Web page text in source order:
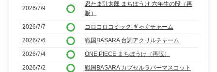
2026/7/9
忍たま乱太郎 まちぼうけ 六年生の段（再
販）
2026/7/7
コロコロコミック ぎゃぐチャーム
2026/7/6
戦国BASARA 台詞アクリルチャーム
2026/7/4
ONE PIECE まちぼうけ（再販）
2026/7/2
戦国BASARA カプセルラバーマスコット